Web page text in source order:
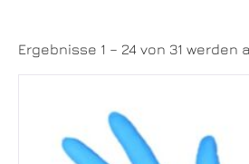
Ergebnisse 1 – 24 von 31 werden